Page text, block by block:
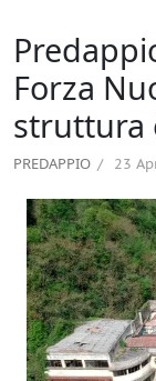
Forza
struttura
PREDAPPIO 23